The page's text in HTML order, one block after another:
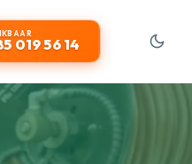
019 56 14